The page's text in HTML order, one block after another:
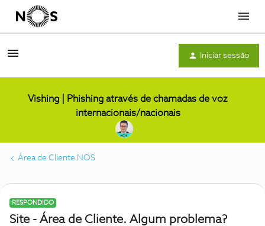
Menu
Iniciar sessão
Vishing | Phishing através de chamadas de voz
internacionais/nacionais
Área de Cliente NOS
RESPONDIDO
Site - Área de Cliente. Algum problema?